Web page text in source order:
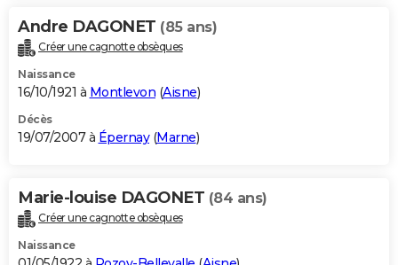
Andre DAGONET (85 ans)
Créer une cagnotte obsèques
Naissance
16/10/1921 à Montlevon (Aisne)
Décès
19/07/2007 à Épernay(Marne)
Marie-louise DAGONET (84 ans)
Créer une cagnotte obsèques
Naissance